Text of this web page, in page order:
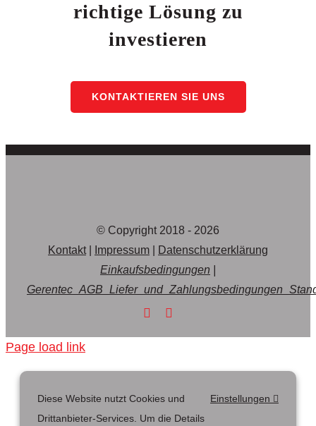
richtige Lösung zu
investieren
KONTAKTIEREN SIE UNS
© Copyright 2018 - 2026
Kontakt| Impressum
Datenschutzerklärung
Einkaufsbedingungen
Page load link
Diese Website nutzt Cookies und
Drittanbieter-Services. Um die Details
Einstellungen